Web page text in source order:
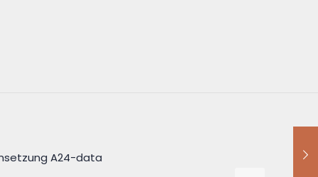
A24-data